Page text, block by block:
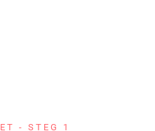
- STEG 1